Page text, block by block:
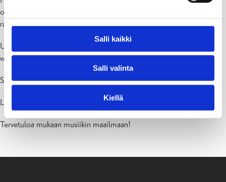
Salli kaikki
Salli valinta
Kiellä
on avoinna 5.5. asti. Varmista paikkasi ilmoittautumalla osoitteessa
raseborg.eepos.fi
Uudet oppilaat otetaan sisään ilmoittautumisjärjestyksessä riippuen
vapaista paikoista toivotussa soittimessa.
Soitinvalikoimaan voit tutustua täällä:Opetustarjonta – Raasepori
Lisätietoja: musiikkiopisto(at)raasepori.fi
Tervetuloa mukaan musiikin maailmaan!